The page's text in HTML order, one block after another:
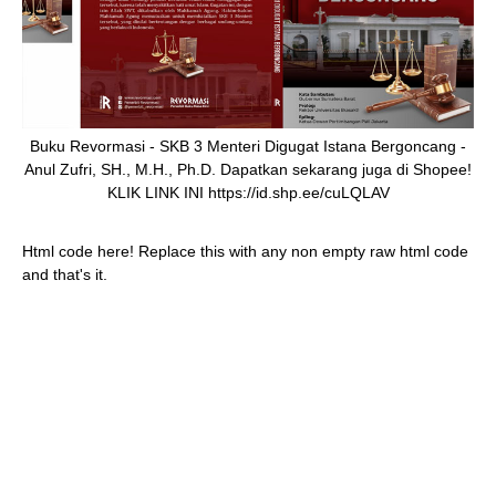
Buku Revormasi - SKB 3 Menteri Digugat Istana Bergoncang -
Anul Zufri, SH., M.H., Ph.D. Dapatkan sekarang juga di Shopee!
KLIK LINK INI https://id.shp.ee/cuLQLAV
Html code here! Replace this with any non empty raw html code
and that's it.